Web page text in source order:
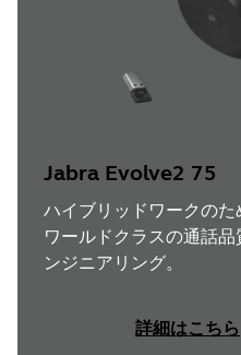
Jabra Evolve2 75
ハイブリッドワークのた
ワールドクラスの通話
ンジニアリング。
詳細はこちら